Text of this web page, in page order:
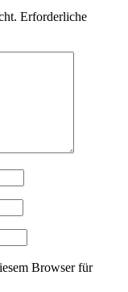
Erforderliche
Browser für